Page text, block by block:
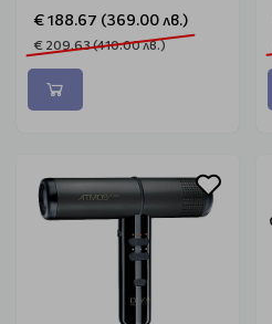
€ 188.67 (369.00 лв.)
€ 209.63 (410.00 лв.)